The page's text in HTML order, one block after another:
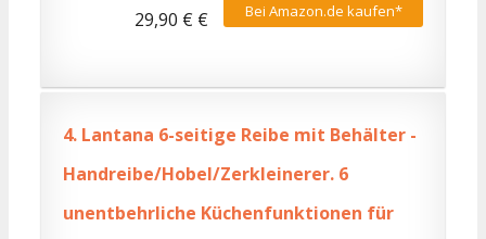
Bei Amazon.de kaufen*
29,90 € €
4. Lantana 6-seitige Reibe mit Behälter -
Handreibe/Hobel/Zerkleinerer. 6
unentbehrliche Küchenfunktionen für